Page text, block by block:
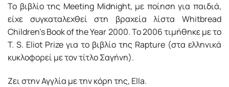
Το βιβλίο της Meeting Midnight, με ποίηση για παιδιά,
είχε συγκαταλεχθεί στη βραχεία λίστα Whitbread
Children’s Book of the Year 2000. Το 2006 τιμήθηκε με το
T. S. Eliot Prize για το βιβλίο της Rapture (στα ελληνικά
κυκλοφορεί με τον τίτλο Σαγήνη).
Ζει στην Αγγλία με την κόρη της, Ella.